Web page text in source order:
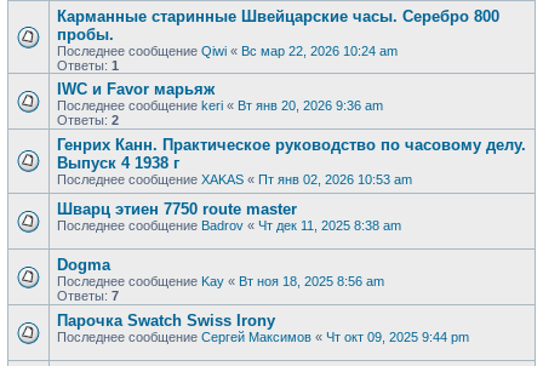
Карманные старинные Швейцарские часы. Серебро 800
пробы.
Последнее сообщение Qiwi « Вс мар 22, 2026 10:24 am
Ответы: 1
IWC и Favor марьяж
Последнее сообщение keri « Вт янв 20, 2026 9:36 am
Ответы: 2
Генрих Канн. Практическое руководство по часовому делу.
Выпуск 4 1938 г
Последнее сообщение XAKAS « Пт янв 02, 2026 10:53 am
Шварц этиен 7750 route master
Последнее сообщение Badrov « Чт дек 11, 2025 8:38 am
Dogma
Последнее сообщение Kay « Вт ноя 18, 2025 8:56 am
Ответы: 7
Парочка Swatch Swiss Irony
Последнее сообщение Сергей Максимов « Чт окт 09, 2025 9:44 pm